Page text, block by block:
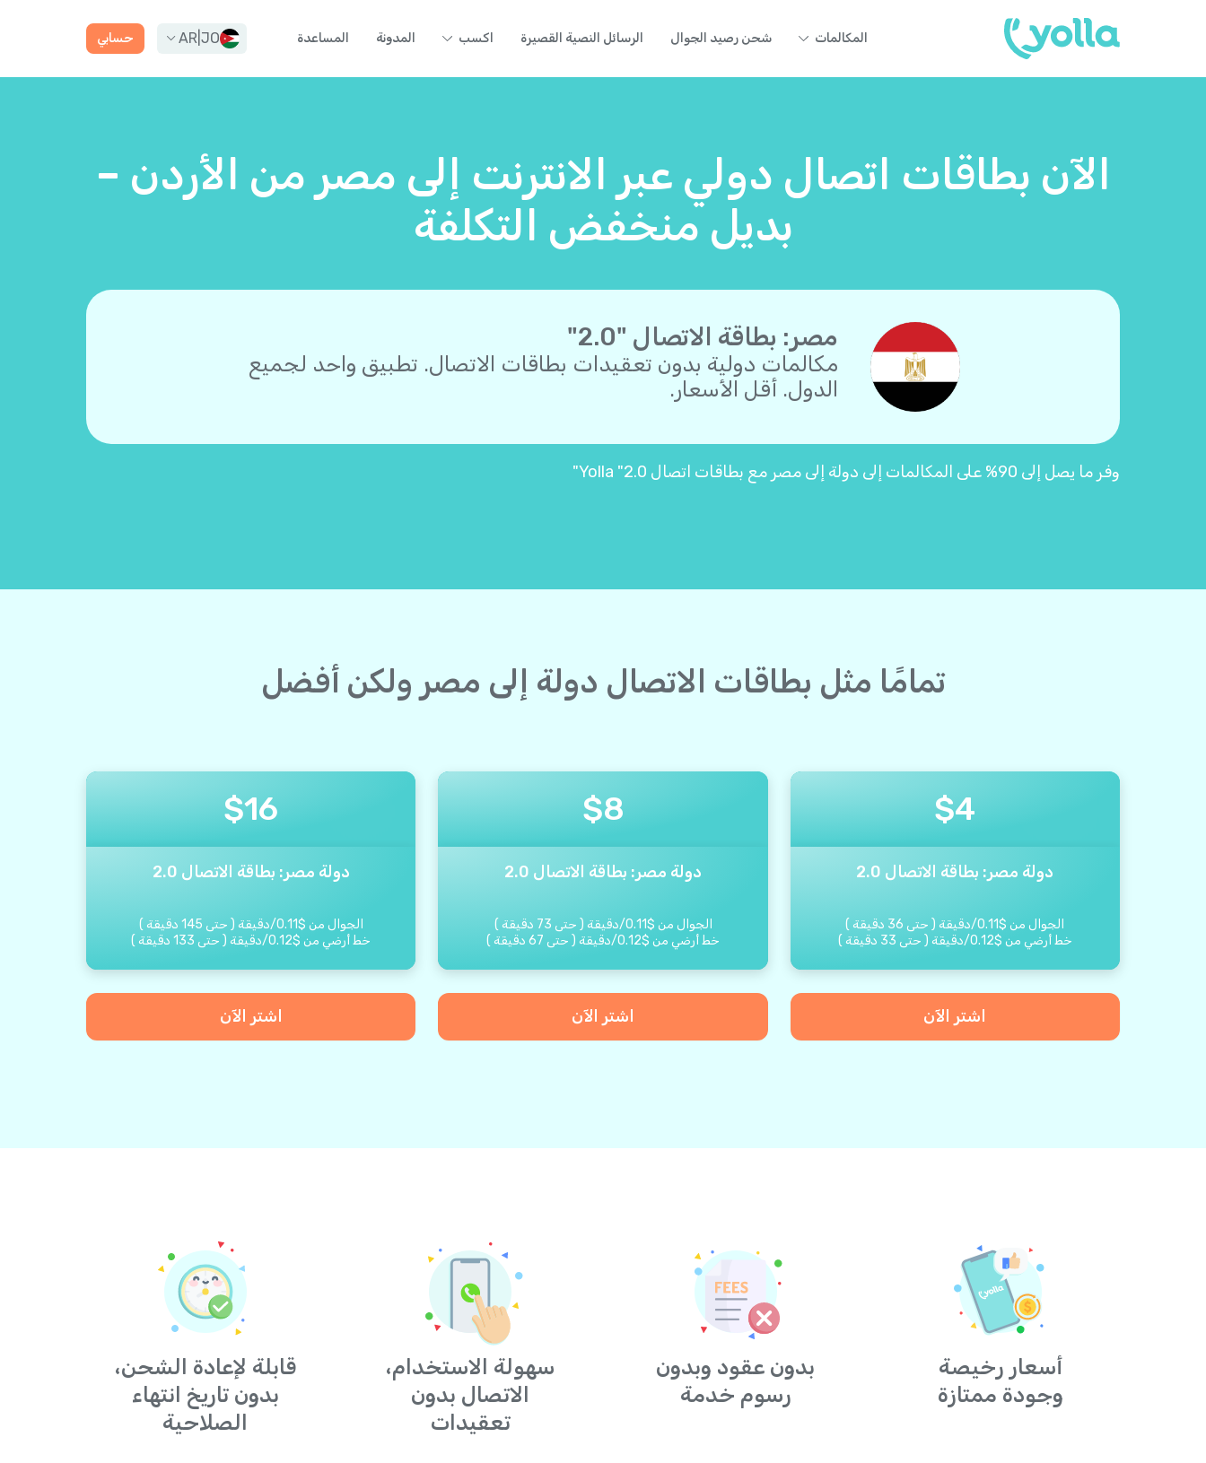
المكالمات شحن رصيد الجوال الرسائل النصية القصيرة اكسب المدونة المساعدة JO
AR حسابي
الآن بطاقات اتصال دولي عبر الانترنت إلى مصر من الأردن –
بديل منخفض التكلفة
مصر: بطاقة الاتصال "2.0"
مكالمات دولية بدون تعقيدات بطاقات الاتصال. تطبيق واحد لجميع
الدول. أقل الأسعار.
وفر ما يصل إلى 90% على المكالمات إلى دولة إلى مصر مع بطاقات اتصال Yolla "2.0"
تمامًا مثل بطاقات الاتصال دولة إلى مصر ولكن أفضل
$4
دولة مصر: بطاقة الاتصال 2.0
الجوال من $
0.11
/دقيقة ( حتى 36 دقيقة )
خط أرضي من $
0.12
/دقيقة ( حتى 33 دقيقة )
اشتر الآن
$8
دولة مصر: بطاقة الاتصال 2.0
الجوال من $
0.11
/دقيقة ( حتى 73 دقيقة )
خط أرضي من $
0.12
/دقيقة ( حتى 67 دقيقة )
اشتر الآن
$16
دولة مصر: بطاقة الاتصال 2.0
الجوال من $
0.11
/دقيقة ( حتى 145 دقيقة )
خط أرضي من$
0.12
/دقيقة ( حتى 133 دقيقة )
اشتر الآن
أسعار رخيصة
وجودة ممتازة
بدون عقود وبدون
رسوم خدمة
سهولة الاستخدام،
الاتصال بدون
تعقيدات
قابلة لإعادة الشحن،
بدون تاريخ انتهاء
الصلاحية